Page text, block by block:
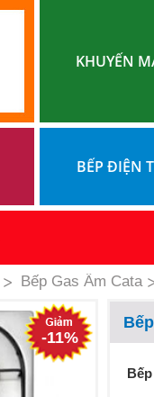
KHUYẾN
BẾP ĐIỆN
Bếp Gas Âm Cata
-11%